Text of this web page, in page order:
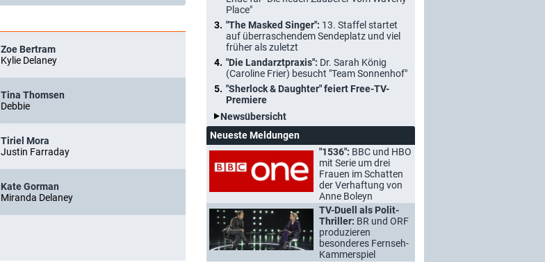
Zoe Bertram
Kylie Delaney
Tina Thomsen
Debbie
Tiriel Mora
Justin Farraday
Kate Gorman
Miranda Delaney
Place"
"The Masked Singer": 13. Staffel startet
auf überraschendem Sendeplatz und viel
früher als zuletzt
"Die Landarztpraxis": Dr. Sarah König
(Caroline Frier) besucht "Team Sonnenhof"
"Sherlock & Daughter" feiert Free-TV-
Premiere
Newsübersicht
Neueste Meldungen
"1536": BBC und HBO
mit Serie um drei
Frauen im Schatten
der Verhaftung von
Anne Boleyn
TV-Duell als Polit-
Thriller: BR und ORF
produzieren
besonderes Fernseh-
Kammerspiel